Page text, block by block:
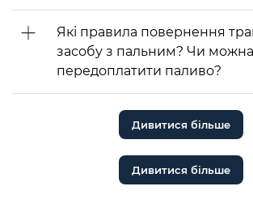
Які правила повернення
засобу з пальним? Чи можна
передоплатити паливо?
Дивитися більше
Дивитися більше